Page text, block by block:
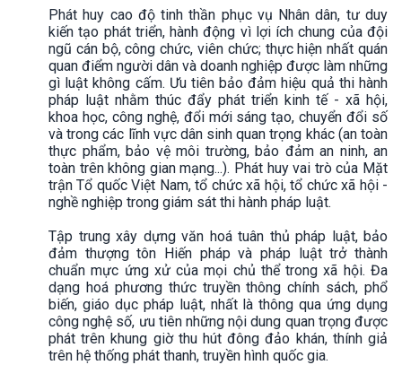
Phát huy cao độ tinh thần phục vụ Nhân dân, tư duy
kiến tạo phát triển, hành động vì lợi ích chung của đội
ngũ cán bộ, công chức, viên chức; thực hiện nhất quán
quan điểm người dân và doanh nghiệp được làm những
gì luật không cấm. Ưu tiên bảo đảm hiệu quả thi hành
pháp luật nhằm thúc đẩy phát triển kinh tế - xã hội,
khoa học, công nghệ, đổi mới sáng tạo, chuyển đổi số
và trong các lĩnh vực dân sinh quan trọng khác (an toàn
thực phẩm, bảo vệ môi trường, bảo đảm an ninh, an
toàn trên không gian mạng...). Phát huy vai trò của Mặt
trận Tổ quốc Việt Nam, tổ chức xã hội, tổ chức xã hội -
nghề nghiệp trong giám sát thi hành pháp luật.
Tập trung xây dựng văn hoá tuân thủ pháp luật, bảo
đảm thượng tôn Hiến pháp và pháp luật trở thành
chuẩn mực ứng xử của mọi chủ thể trong xã hội. Đa
dạng hoá phương thức truyền thông chính sách, phổ
biến, giáo dục pháp luật, nhất là thông qua ứng dụng
công nghệ số, ưu tiên những nội dung quan trọng được
phát trên khung giờ thu hút đông đảo khán, thính giả
trên hệ thống phát thanh, truyền hình quốc gia.